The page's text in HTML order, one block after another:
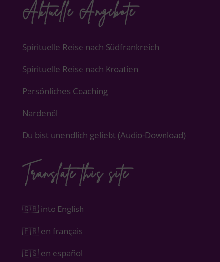
Aktuelle Angebote
Spirituelle Reise nach Südfrankreich
Spirituelle Reise nach Kroatien
Persönliches Coaching
Nardenöl
Du bist unendlich geliebt (Audio-Download)
Translate this site
🇬🇧 into English
🇫🇷 en français
🇪🇸 en español